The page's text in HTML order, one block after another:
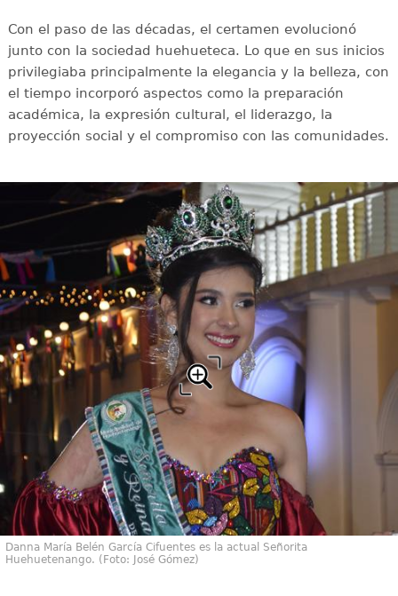
Con el paso de las décadas, el certamen evolucionó
junto con la sociedad huehueteca. Lo que en sus inicios
privilegiaba principalmente la elegancia y la belleza, con
el tiempo incorporó aspectos como la preparación
académica, la expresión cultural, el liderazgo, la
proyección social y el compromiso con las comunidades.
Danna María Belén García Cifuentes es la actual Señorita
Huehuetenango. (Foto: José Gómez)